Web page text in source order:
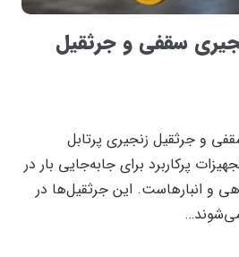
سقفی و جرثقیل
و جرثقیل زنجیری پرتابل
پرکاربرد برای جابه‌جایی بار در
و انبارهاست. این جرثقیل‌ها در